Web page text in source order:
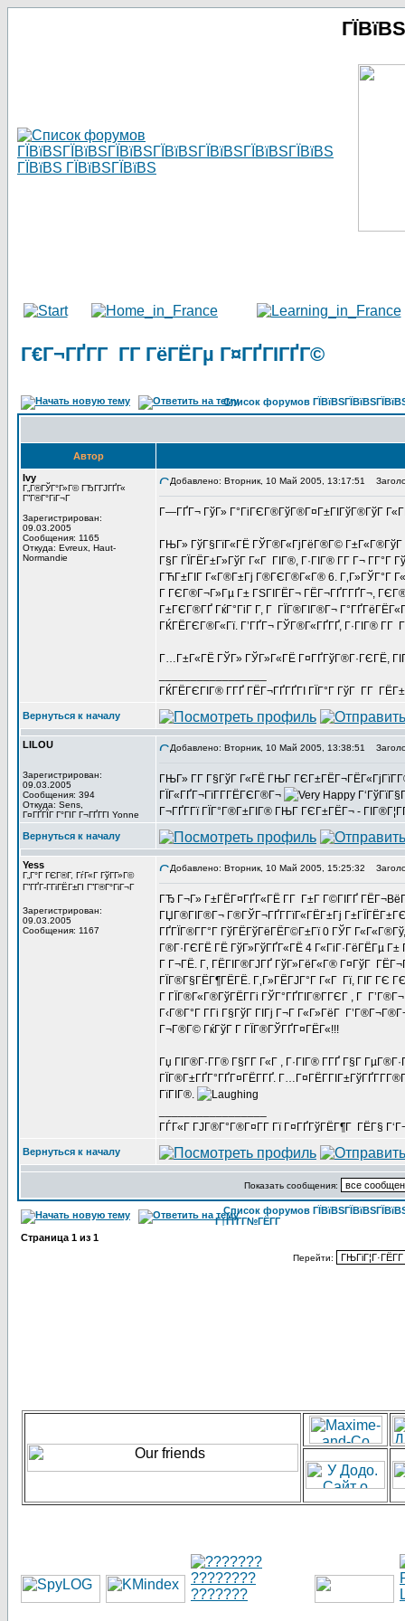
Г€Г¬ГҐГ­Г Г­Г ГёГЁГµ Г¤ГҐГІГҐГ©
Список форумов
Автор
Ivy
Г„Г®ГЎГ°Г»Г© ГЂГ­ГЈГҐГ«
Г”Г®Г°ГіГ¬Г
Зарегистрирован:
09.03.2005
Сообщения: 1165
Откуда: Evreux, Haut-
Normandie
Добавлено: Вторник, 10 Май 2005, 13:17:51
Г—ГҐГ¬ ГўГ» Г°ГіГЄГ®ГўГ®Г¤Г±ГІГўГ®ГўГ
ГЊГ» ГўГ§ГїГ«ГЁ ГЎГ®Г«ГјГёГ®Г© Г±Г«Г®ГўГ
Г§Г ГЇГЁГ±Г»ГўГ Г«Г ГІГ®, Г·ГІГ® Г­Г Г¬
ГЋГ±ГІГ Г«Г®Г±Гј Г®ГЄГ®Г«Г® 6. Г‚Г»ГЎГ°Г
Г ГЄГ®Г¬Г»Гµ Г± ГЅГІГЁГ¬ ГЁГ¬ГҐГ­ГҐГ¬,
Г±ГЄГ®ГҐ ГќГ°ГіГ Г­, Г ГЇГ®ГІГ®Г¬
ГЌГЁГЄГ®Г«Гї. Г’ГҐГ¬ ГЎГ®Г«ГҐГҐ, Г·ГІГ® Г­Г
Г…Г±Г«ГЁ ГЎГ» ГЎГ»Г«ГЁ Г¤ГҐГўГ®Г·ГЄГЁ,
ГЌГЁГЄГІГ® Г­ГҐ ГЁГ¬ГҐГҐГІ ГЇГ°Г ГўГ Г­Г
Вернуться к началу
LILOU
Зарегистрирован:
09.03.2005
Сообщения: 394
Откуда: Sens,
Г¤ГҐГЇГ Г°ГІГ Г¬ГҐГ­ГІ Yonne
Добавлено: Вторник, 10 Май 2005, 13:38:51
ГЊГ» Г­Г Г§ГўГ Г«ГЁ ГЊГ
ГЇГ«ГҐГ¬ГїГ­Г­ГЁГЄГ®Г¬
Г¬ГҐГ­Гї ГЇГ°Г®Г±ГІГ® ГЊГ ГЄГ±ГЁГ¬ -
Вернуться к началу
Yess
Г„Г°Г ГЄГ®Г­, ГѓГ«Г ГўГ­Г»Г©
Г”ГҐГ­-ГГіГЁГ±ГІ Г”Г®Г°ГіГ¬Г
Зарегистрирован:
09.03.2005
Сообщения: 1167
Добавлено: Вторник, 10 Май 2005, 15:25:32
ГЂ Г¬Г» Г±ГЁГ¤ГҐГ«ГЁ Г­Г Г±Г Г©ГІГҐ
ГЏГ®ГІГ®Г¬ Г®ГЎГ¬ГҐГ­ГїГ«ГЁГ±Гј
ГҐГЇГ®Г­Г°Г ГўГЁГўГёГЁГ©Г±Гї 0 ГЎГ
Г®Г·ГЄГЁ ГЁ ГўГ»ГўГҐГ«ГЁ 4 Г«ГіГ·ГёГЁГµ
Г Г¬ГЁ. Г‚ ГЁГІГ®ГЈГҐ ГўГ»ГёГ«Г® Г¤ГўГ
ГЇГ®Г§ГЁГ¶ГЁГЁ. Г‚Г»ГЁГЈГ°Г Г«Г Гї, ГІГ ГЄ
Г ГЇГ®Г«Г®ГўГЁГ­Гі ГЎГ°ГҐГІГ®Г­ГЄГ , Г
Г‹Г®Г°Г Г­Гі Г§ГўГ ГІГј Г¬Г Г«Г»ГёГ
Г¬Г®Г© ГќГўГ Г­ ГЇГ®ГЎГҐГ¤ГЁГ«!!!
Гџ ГІГ®Г·Г­Г® Г§Г­Г Г«Г , Г·ГІГ® Г­ГҐ Г§Г
ГЇГ®Г±ГҐГ°ГҐГ¤ГЁГ­ГҐ.
ГїГІГ®.
ГЃГ«Г ГЈГ®Г°Г®Г¤Г­Г Гї Г¤ГҐГўГЁГ¶Г ГЁГ§
Вернуться к началу
Показать сообщения:
Список форумов
Г†ГҐГ­Г№ГЁГ­Г
Страница 1 из 1
Перейти: